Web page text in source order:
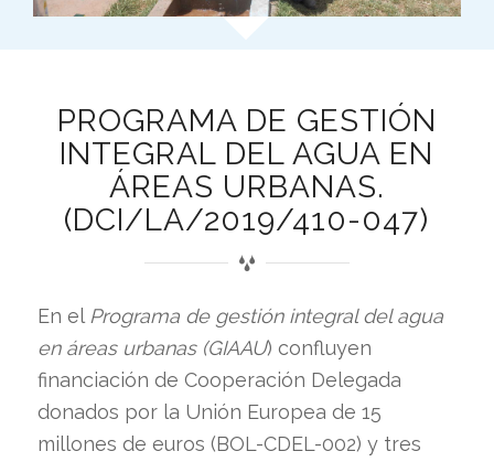
PROGRAMA DE GESTIÓN
INTEGRAL DEL AGUA EN
ÁREAS URBANAS.
(DCI/LA/2019/410-047)
En el Programa de gestión integral del agua
en áreas urbanas (GIAAU) confluyen
financiación de Cooperación Delegada
donados por la Unión Europea de 15
millones de euros (BOL-CDEL-002) y tres